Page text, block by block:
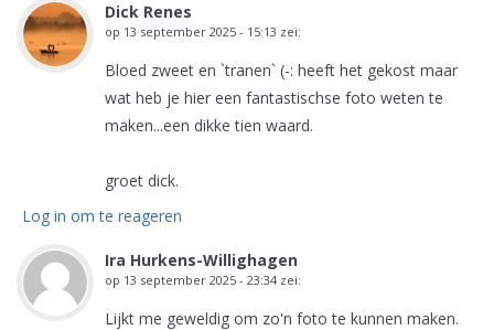
Dick Renes
op 13 september 2025 - 15:13 zei:
Bloed zweet en `tranen` (-: heeft het gekost maar
wat heb je hier een fantastischse foto weten te
maken...een dikke tien waard.
groet dick.
Log in om te reageren
Ira Hurkens-Willighagen
op 13 september 2025 - 23:34 zei:
Lijkt me geweldig om zo'n foto te kunnen maken.